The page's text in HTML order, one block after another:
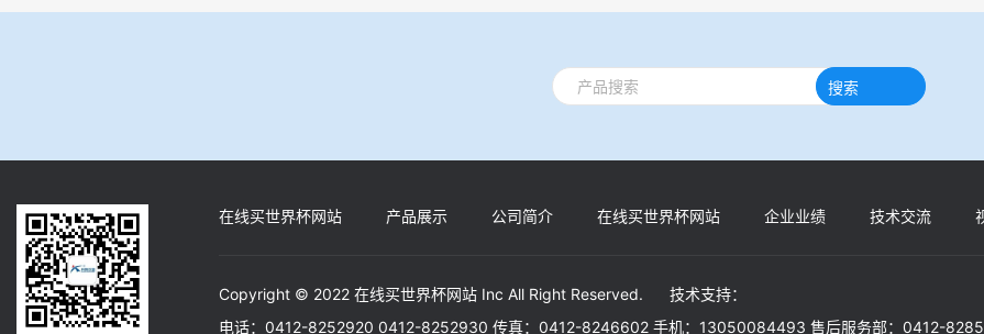
搜索
在线买世界杯网站 产品展示 公司简介 在线买世界杯网站 企业业绩 技术交流
Copyright © 2022 在线买世界杯网站 Inc All Right Reserved. 技术支持：
电话：0412-8252920 0412-8252930 传真：0412-8246602 手机：13050084493 售后服务部：0412-